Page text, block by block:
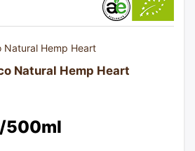
Natural Hemp Heart
500ml